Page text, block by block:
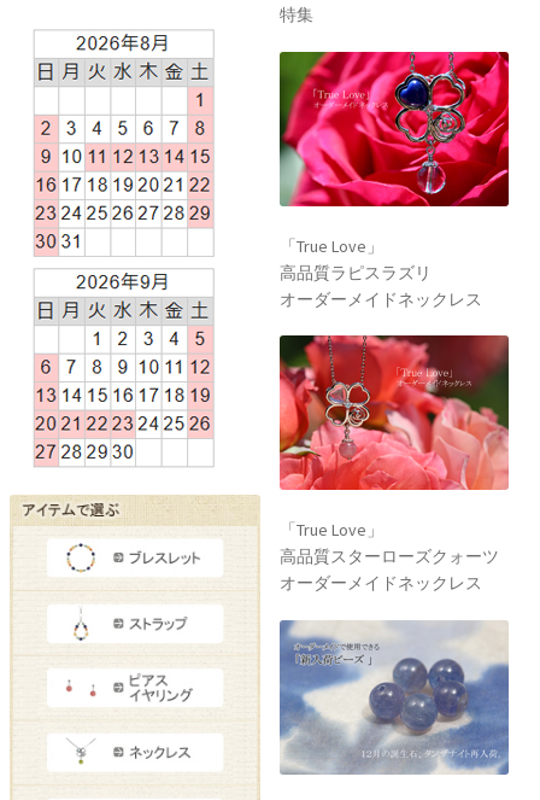
特集
「True Love」
高品質ラピスラズリ
オーダーメイドネックレス
「True Love」
高品質スターローズクォーツ
オーダーメイドネックレス